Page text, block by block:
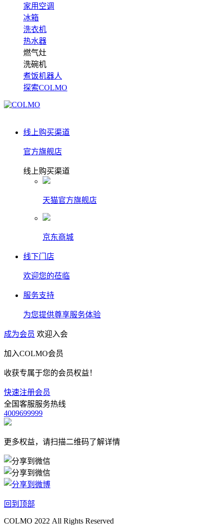
家用空调
冰箱
洗衣机
热水器
燃气灶
洗碗机
煮饭机器人
探索COLMO
线上购买渠道
官方旗舰店
线上购买渠道
天猫官方旗舰店
京东商城
线下门店
欢迎您的莅临
服务支持
为您提供尊享服务体验
成为会员 欢迎入会
加入COLMO会员
收获专属于您的会员权益！
快速注册会员
全国客服服务热线
4009699999
更多权益，请扫描二维码了解详情
回到顶部
COLMO 2022 All Rights Reserved